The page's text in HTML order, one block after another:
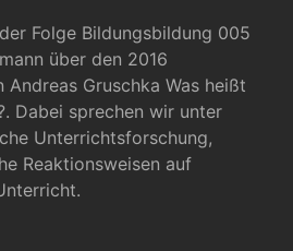
Folge Bildungsbildung 005
über den 2016
Andreas Gruschka Was heißt
Dabei sprechen wir unter
Unterrichtsforschung,
Reaktionsweisen auf